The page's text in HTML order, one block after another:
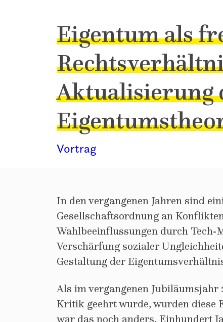
Eigentum als
Aktualisierung
Vortrag
In den vergangenen Jahren sind
Gesellschaftsordnung an
Wahlbeeinflussungen durch
Verschärfung sozialer
Gestaltung der
Als im vergangenen
Kritik geehrt wurde, wurden diese
war das noch anders. Einhundert